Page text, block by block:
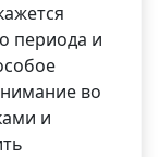
периода и
во
и